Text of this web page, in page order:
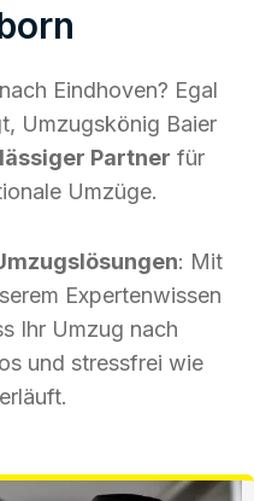
Eindhoven? Egal
Umzugskönig Baier
Partner für
Umzüge.
: Mit
Expertenwissen
Ihr Umzug nach
und stressfrei wie